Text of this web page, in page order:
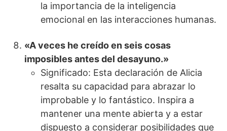
la importancia de la inteligencia
emocional en las interacciones humanas.
«A veces he creído en seis cosas
imposibles antes del desayuno.»
Significado: Esta declaración de Alicia
resalta su capacidad para abrazar lo
improbable y lo fantástico. Inspira a
mantener una mente abierta y a estar
dispuesto a considerar posibilidades que